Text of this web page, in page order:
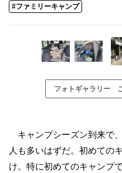
#ファミリーキャンプ
フォトギャラリー
キャンプシーズン到来で
人も多いはずだ。初めての
け。特に初めてのキャンプ